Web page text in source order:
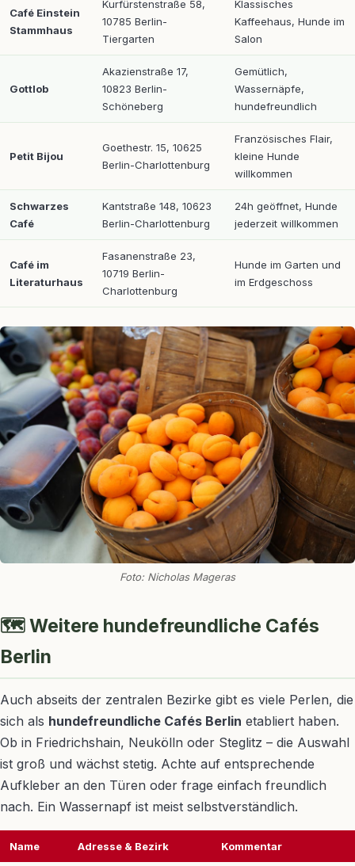
Café Einstein
Stammhaus
Kurfürstenstraße 58,
10785 Berlin-
Tiergarten
Klassisches
Kaffeehaus, Hunde im
Salon
Gottlob
Akazienstraße 17,
10823 Berlin-
Schöneberg
Gemütlich,
Wassernäpfe,
hundefreundlich
Petit Bijou
Goethestr. 15, 10625
Berlin-Charlottenburg
Französisches Flair,
kleine Hunde
willkommen
Schwarzes
Café
Kantstraße 148, 10623
Berlin-Charlottenburg
24h geöffnet, Hunde
jederzeit willkommen
Café im
Literaturhaus
Fasanenstraße 23,
10719 Berlin-
Charlottenburg
Hunde im Garten und
im Erdgeschoss
Foto: Nicholas Mageras
🗺️ Weitere hundefreundliche Cafés
Berlin
Auch abseits der zentralen Bezirke gibt es viele Perlen, die
sich als hundefreundliche Cafés Berlin etabliert haben.
Ob in Friedrichshain, Neukölln oder Steglitz – die Auswahl
ist groß und wächst stetig. Achte auf entsprechende
Aufkleber an den Türen oder frage einfach freundlich
nach. Ein Wassernapf ist meist selbstverständlich.
Name Adresse & Bezirk Kommentar